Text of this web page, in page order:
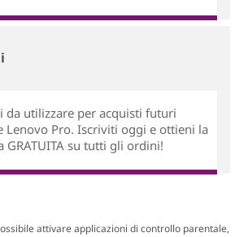
da utilizzare per acquisti futuri
Lenovo Pro. Iscriviti oggi e ottieni la
GRATUITA su tutti gli ordini!
attivare applicazioni di controllo parentale,